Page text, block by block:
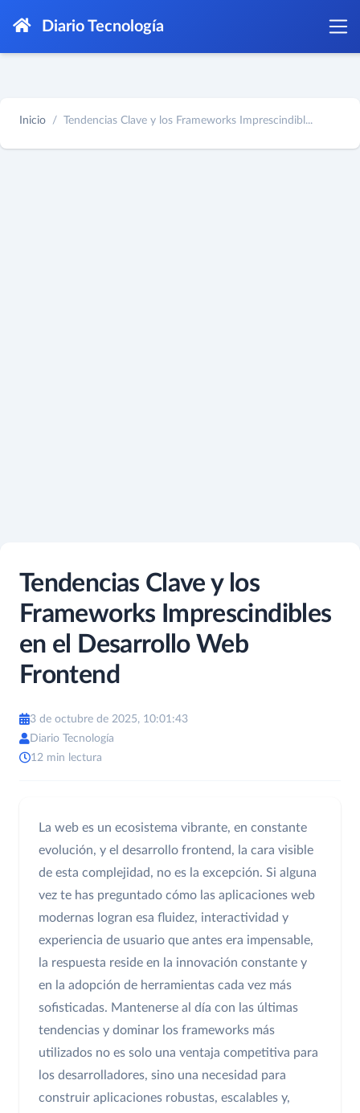
Diario Tecnología
Inicio Tendencias Clave y los Frameworks Imprescindibl...
Tendencias Clave y los
Frameworks Imprescindibles
en el Desarrollo Web
Frontend
3 de octubre de 2025, 10:01:43
Diario Tecnología
12 min lectura
La web es un ecosistema vibrante, en constante
evolución, y el desarrollo frontend, la cara visible
de esta complejidad, no es la excepción. Si alguna
vez te has preguntado cómo las aplicaciones web
modernas logran esa fluidez, interactividad y
experiencia de usuario que antes era impensable,
la respuesta reside en la innovación constante y
en la adopción de herramientas cada vez más
sofisticadas. Mantenerse al día con las últimas
tendencias y dominar los frameworks más
utilizados no es solo una ventaja competitiva para
los desarrolladores, sino una necesidad para
construir aplicaciones robustas, escalables y,